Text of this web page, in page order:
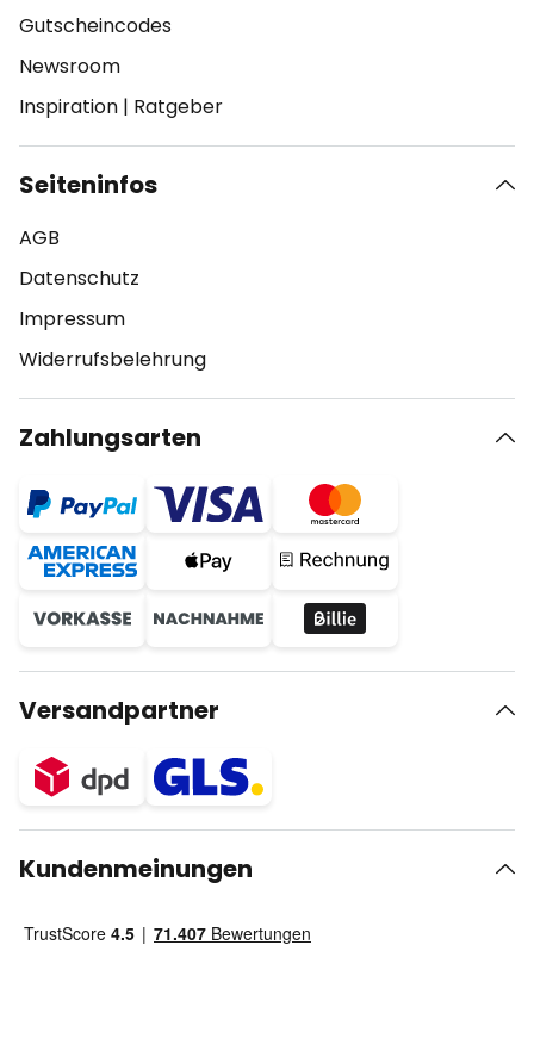
Gutscheincodes
Newsroom
Inspiration | Ratgeber
Seiteninfos
AGB
Datenschutz
Impressum
Widerrufsbelehrung
Zahlungsarten
Versandpartner
Kundenmeinungen